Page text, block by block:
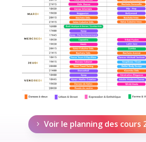
Voir le planning des cours